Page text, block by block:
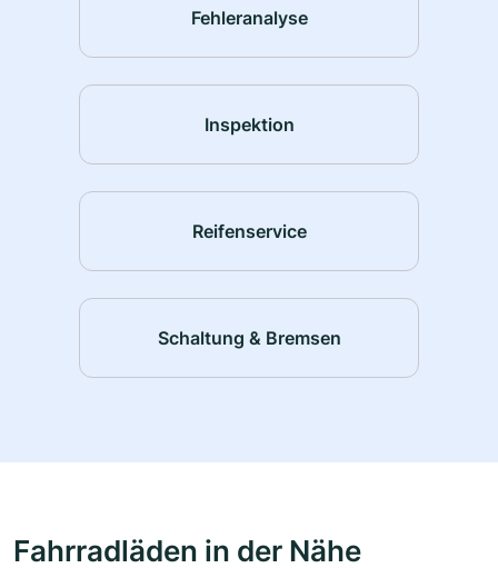
Fehleranalyse
Inspektion
Reifenservice
Schaltung & Bremsen
Fahrradläden in der Nähe